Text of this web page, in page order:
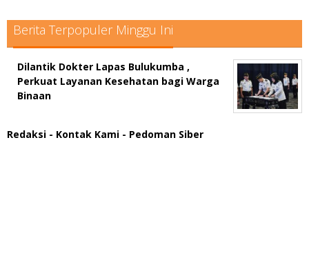
Berita Terpopuler Minggu Ini
Dilantik Dokter Lapas Bulukumba ,
Perkuat Layanan Kesehatan bagi Warga
Binaan
Redaksi - Kontak Kami - Pedoman Siber